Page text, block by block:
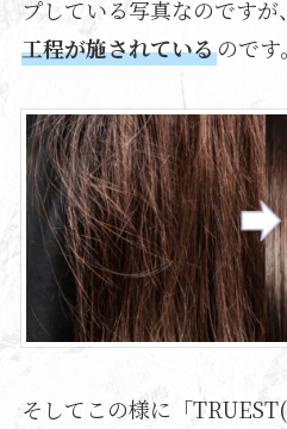
プしている写真なのですが
工程が施されているのです。
そしてこの様に「